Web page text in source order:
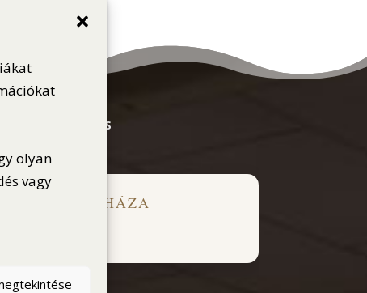
olyan
vagy
AKTUÁLIS IDŐJÁRÁS
– OROSHÁZA
Időjárás nem elérhető